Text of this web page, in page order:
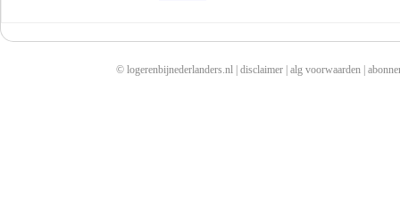
© logerenbijnederlanders.nl | disclaimer| alg voorwaarden|